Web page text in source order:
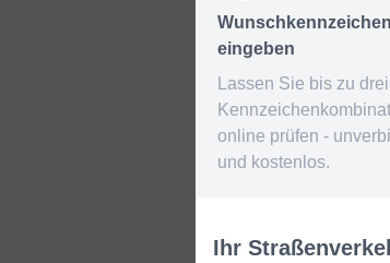
Wunschkennzeichen
eingeben
Lassen Sie bis zu drei
online prüfen -
und kostenlos.
Ihr